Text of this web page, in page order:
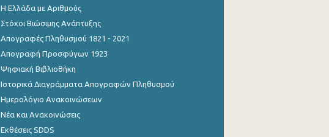
Η Ελλάδα με Αριθμούς
Στόχοι Βιώσιμης Ανάπτυξης
Απογραφές Πληθυσμού 1821 - 2021
Απογραφή Προσφύγων 1923
Ψηφιακή Βιβλιοθήκη
Ιστορικά Διαγράμματα Απογραφών Πληθυσμού
Ημερολόγιο Ανακοινώσεων
Νέα και Ανακοινώσεις
Εκθέσεις SDDS